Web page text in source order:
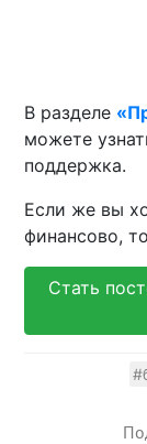
В разделе
можете
поддержка.
Если же вы
финансово,
Стать